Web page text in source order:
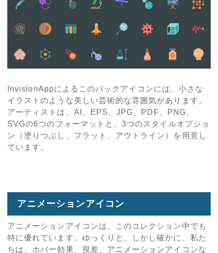
InvisionAppによるこのパックアイコンには、小さな
イラストのような美しい芸術的な雰囲気があります。
アーティストは、AI、EPS、JPG、PDF、PNG、
SVGの6つのフォーマットと、3つのスタイルオプショ
ン（塗りつぶし、フラット、アウトライン）を用意し
ています。
アニメーションアイコン
アニメーションアイコンは、このコレクション中でも
特に優れています。ゆっくりと、しかし確かに、私た
ちは、ホバー効果、視差、アニメーションアイコンな